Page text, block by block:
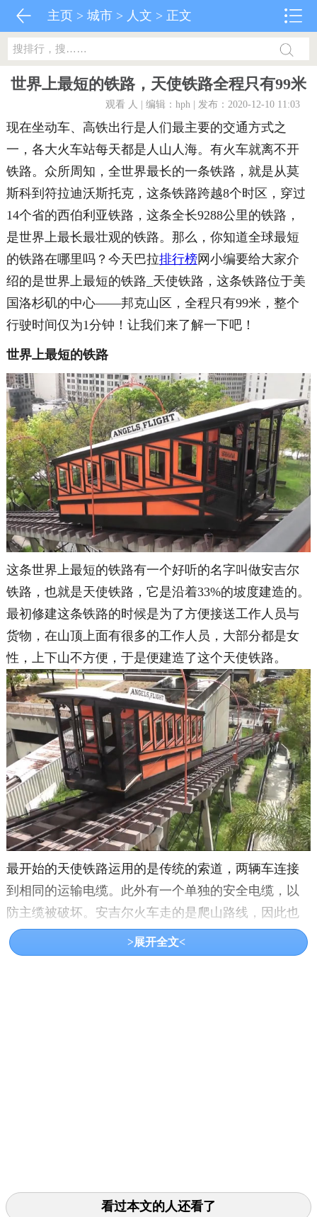
主页 >城市 > 人文 > 正文
世界上最短的铁路，天使铁路全程只有99米
观看 人 | 编辑：hph | 发布：2020-12-10 11:03
现在坐动车、高铁出行是人们最主要的交通方式之
一，各大火车站每天都是人山人海。有火车就离不开
铁路。众所周知，全世界最长的一条铁路，就是从莫
斯科到符拉迪沃斯托克，这条铁路跨越8个时区，穿过
14个省的西伯利亚铁路，这条全长9288公里的铁路，
是世界上最长最壮观的铁路。那么，你知道全球最短
的铁路在哪里吗？今天巴拉排行榜网小编要给大家介
绍的是世界上最短的铁路_天使铁路，这条铁路位于美
国洛杉矶的中心——邦克山区，全程只有99米，整个
行驶时间仅为1分钟！让我们来了解一下吧！
世界上最短的铁路
这条世界上最短的铁路有一个好听的名字叫做安吉尔
铁路，也就是天使铁路，它是沿着33%的坡度建造的。
最初修建这条铁路的时候是为了方便接送工作人员与
货物，在山顶上面有很多的工作人员，大部分都是女
性，上下山不方便，于是便建造了这个天使铁路。
最开始的天使铁路运用的是传统的索道，两辆车连接
到相同的运输电缆。此外有一个单独的安全电缆，以
防主缆被破坏。安吉尔火车走的是爬山路线，因此也
存在了不少安全隐患，已经关闭了好几次。在2013年
时由于建造时间久远，设备陈旧，导致发生了脱轨事
此车的操作过程也很简单，司机跟公交车的司机差不
>展开全文<
看过本文的人还看了